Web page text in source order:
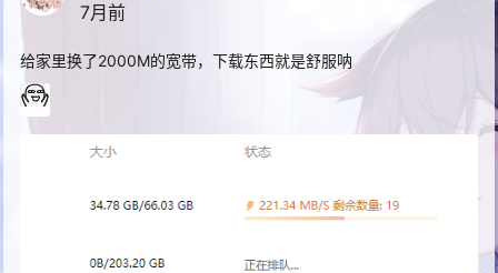
7月前
给家里换了2000M的宽带，下载东西就是舒服呐